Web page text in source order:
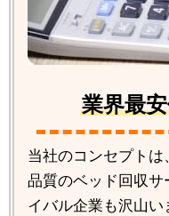
業界最
当社のコンセプト
品質のベッド回収サ
イバル企業も沢山